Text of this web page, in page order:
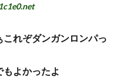
れぞダンガンロンパっ
よかったよ